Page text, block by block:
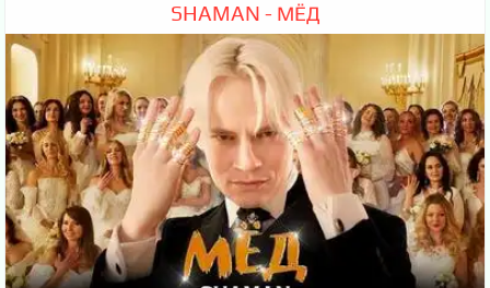
SHAMAN - МЁД